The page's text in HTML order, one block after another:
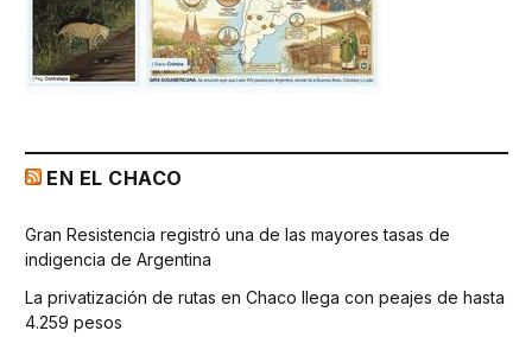
EN EL CHACO
Gran Resistencia registró una de las mayores tasas de
indigencia de Argentina
La privatización de rutas en Chaco llega con peajes de hasta
4.259 pesos